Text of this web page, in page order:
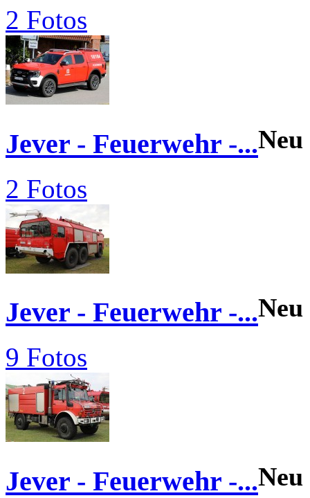
2 Fotos
Jever - Feuerwehr -...Neu
2 Fotos
Jever - Feuerwehr -...Neu
9 Fotos
Jever - Feuerwehr -...Neu